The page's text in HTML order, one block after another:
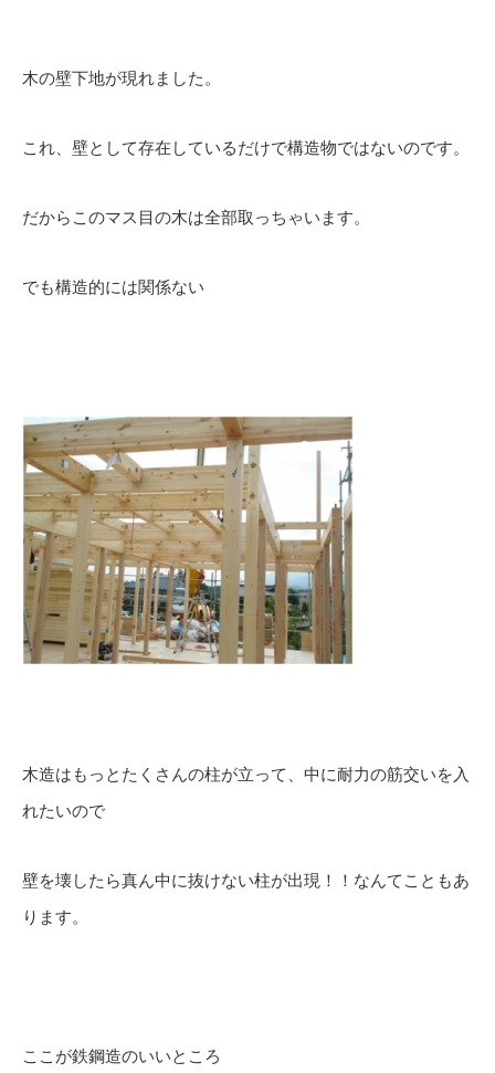
木の壁下地が現れました。
これ、壁として存在しているだけで構造物ではないのです。
だからこのマス目の木は全部取っちゃいます。
でも構造的には関係ない
木造はもっとたくさんの柱が立って、中に耐力の筋交いを入
れたいので
壁を壊したら真ん中に抜けない柱が出現！！なんてこともあ
ります。
ここが鉄鋼造のいいところ